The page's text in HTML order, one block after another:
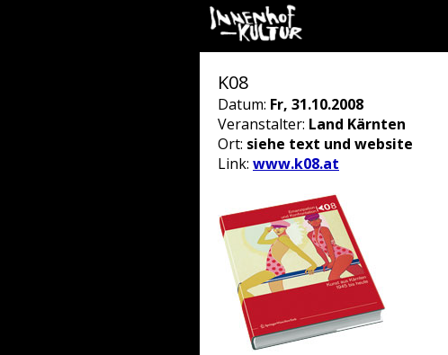
K08
Datum: Fr, 31.10.2008
Veranstalter: Land Kärnten
Ort: siehe text und website
Link: www.k08.at